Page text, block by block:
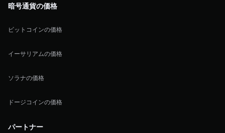
暗号通貨の価格
ビットコインの価格
イーサリアムの価格
ソラナの価格
ドージコインの価格
パートナー